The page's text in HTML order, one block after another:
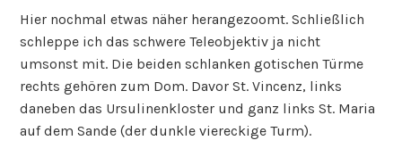
Hier nochmal etwas näher herangezoomt. Schließlich
schleppe ich das schwere Teleobjektiv ja nicht
umsonst mit. Die beiden schlanken gotischen Türme
rechts gehören zum Dom. Davor St. Vincenz, links
daneben das Ursulinenkloster und ganz links St. Maria
auf dem Sande (der dunkle viereckige Turm).